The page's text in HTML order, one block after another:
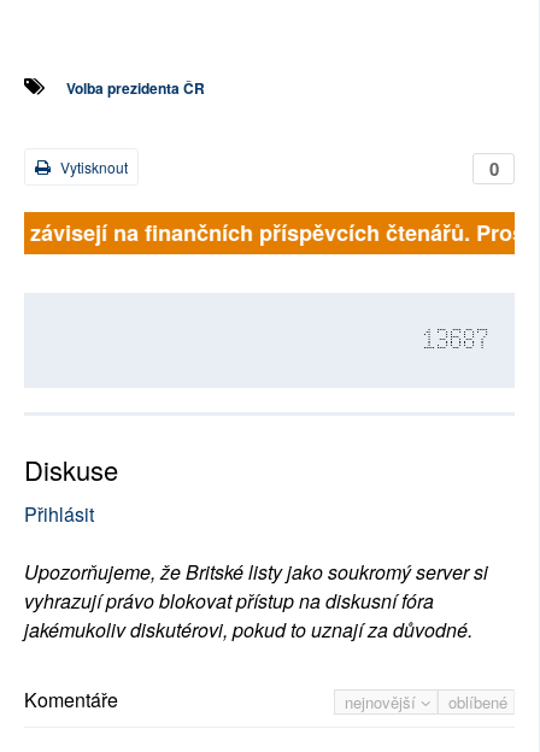
Volba prezidenta ČR
0
Vytisknout
závisejí na finančních příspěvcích čtenářů.
13687
Diskuse
Přihlásit
Upozorňujeme, že Britské listy jako soukromý server si
vyhrazují právo blokovat přístup na diskusní fóra
jakémukoliv diskutérovi, pokud to uznají za důvodné.
nejnovější oblíbené
Komentáře